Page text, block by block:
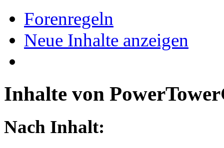
Forenregeln
Neue Inhalte anzeigen
Inhalte von
Nach Inhalt: